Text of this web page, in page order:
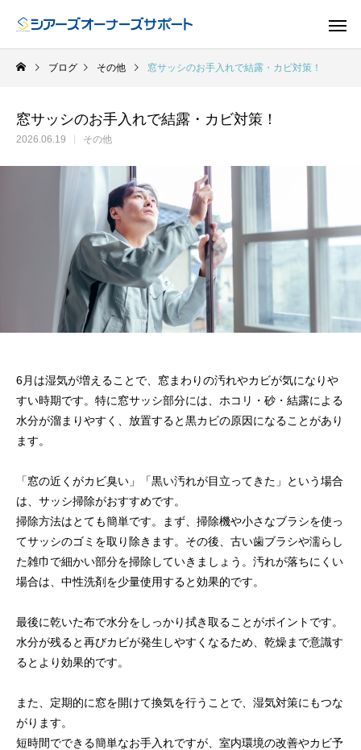
ドア
ブログ その他 窓サッシのお手入れで結露・カビ対策！
窓サッシのお手入れで結露・カビ対策！
2026.06.19 その他
6月は湿気が増えることで、窓まわりの汚れやカビが気になりや
すい時期です。特に窓サッシ部分には、ホコリ・砂・結露による
水分が溜まりやすく、放置すると黒カビの原因になることがあり
ます。
「窓の近くがカビ臭い」「黒い汚れが目立ってきた」という場合
は、サッシ掃除がおすすめです。
掃除方法はとても簡単です。まず、掃除機や小さなブラシを使っ
てサッシのゴミを取り除きます。その後、古い歯ブラシや濡らし
た雑巾で細かい部分を掃除していきましょう。汚れが落ちにくい
場合は、中性洗剤を少量使用すると効果的です。
最後に乾いた布で水分をしっかり拭き取ることがポイントです。
水分が残ると再びカビが発生しやすくなるため、乾燥まで意識す
るとより効果的です。
また、定期的に窓を開けて換気を行うことで、湿気対策にもつな
がります。
短時間でできる簡単なお手入れですが、室内環境の改善やカビ予